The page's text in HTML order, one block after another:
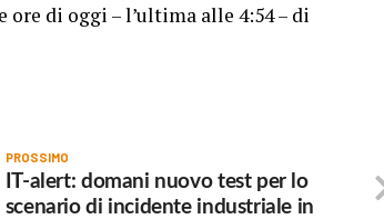
di oggi – l’ultima alle 4:54 – di
PROSSIMO
IT-alert: domani nuovo test per lo
scenario di incidente industriale in